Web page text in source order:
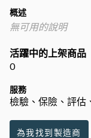
概述
無可用的說明
活躍中的上架商品
0
服務
檢驗、保險、評估
為我找到製造商